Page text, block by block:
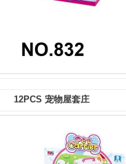
12PCS 宠物屋套庄